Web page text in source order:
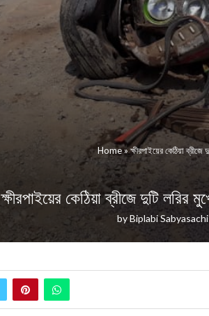
Home»ক্ষীরপাইয়ের কেঠিয়া
ক্ষীরপাইয়ের কেঠিয়া ব্রীজে দুটি লরির
byBiplabi Sabyasachi